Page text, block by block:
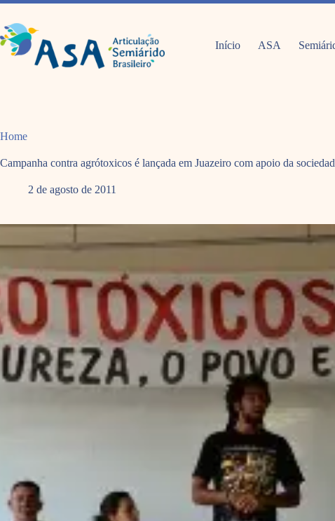
Pular
o
conteúdo
Início ASA
Home
Campanha contra agrótoxicos é lançada em Juazeiro com apoio da
2 de agosto de 2011